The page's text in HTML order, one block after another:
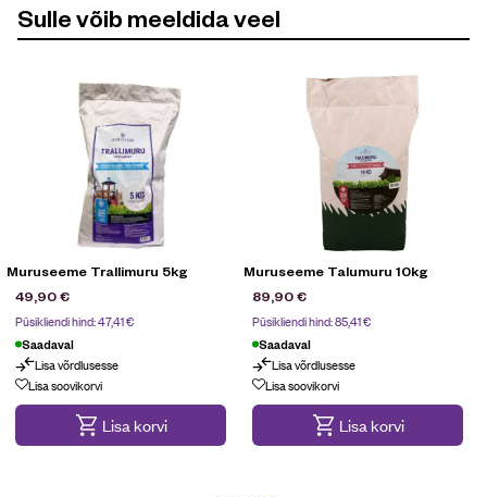
Sulle võib meeldida veel
Muruseeme Trallimuru 5kg
49,90€
Püsikliendi hind:47,41€
Saadaval
Lisa võrdlusesse
Lisa soovikorvi
Lisa korvi
Muruseeme Talumuru 10kg
89,90€
Püsikliendi hind:85,41€
Saadaval
Lisa võrdlusesse
Lisa soovikorvi
Lisa korvi